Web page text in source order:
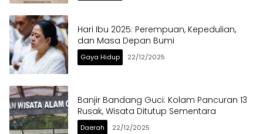
Hari Ibu 2025: Perempuan, Kepedulian,
dan Masa Depan Bumi
Gaya Hidup 22/12/2025
Banjir Bandang Guci: Kolam Pancuran 13
Rusak, Wisata Ditutup Sementara
Daerah 22/12/2025